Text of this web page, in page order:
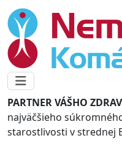
PARTNER VÁŠHO
najväčšieho
starostlivosti v strednej